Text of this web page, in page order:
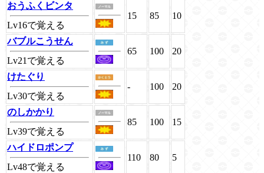
おうふくビンタ
Lv16で覚える
15 85 10
バブルこうせん
Lv21で覚える
65 100 20
けたぐり
Lv30で覚える
- 100 20
のしかかり
Lv39で覚える
85 100 15
ハイドロポンプ
Lv48で覚える
110 80 5